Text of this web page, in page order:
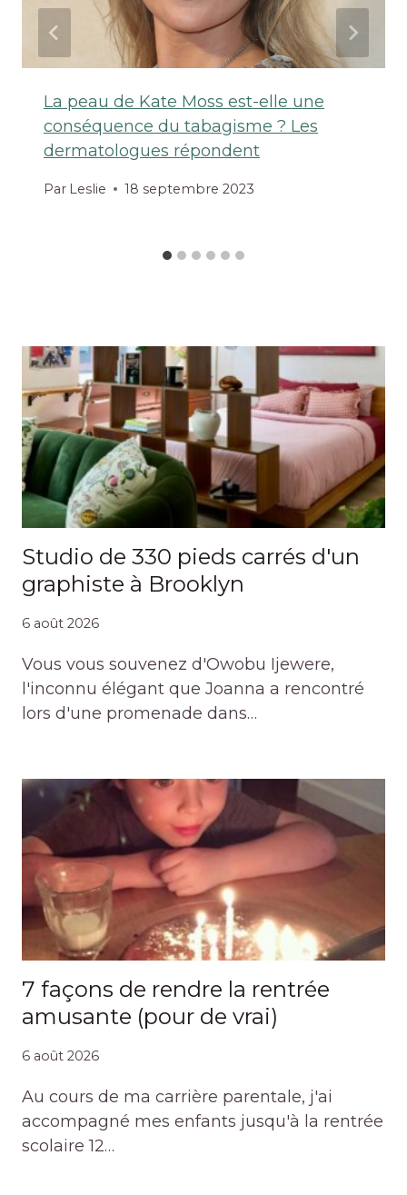
La peau de Kate Moss est-elle une
conséquence du tabagisme ? Les
dermatologues répondent
Par Leslie 18 septembre 2023
Studio de 330 pieds carrés d'un
graphiste à Brooklyn
6 août 2026
Vous vous souvenez d'Owobu Ijewere,
l'inconnu élégant que Joanna a rencontré
lors d'une promenade dans…
7 façons de rendre la rentrée
amusante (pour de vrai)
6 août 2026
Au cours de ma carrière parentale, j'ai
accompagné mes enfants jusqu'à la rentrée
scolaire 12…